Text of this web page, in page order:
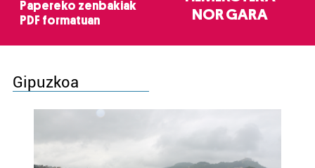
Papereko zenbakiak
PDF formatuan
NOR GARA
Gipuzkoa